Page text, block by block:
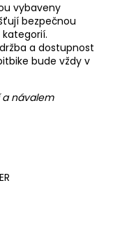
vybaveny
bezpečnou
a dostupnost
bude vždy v
a návalem